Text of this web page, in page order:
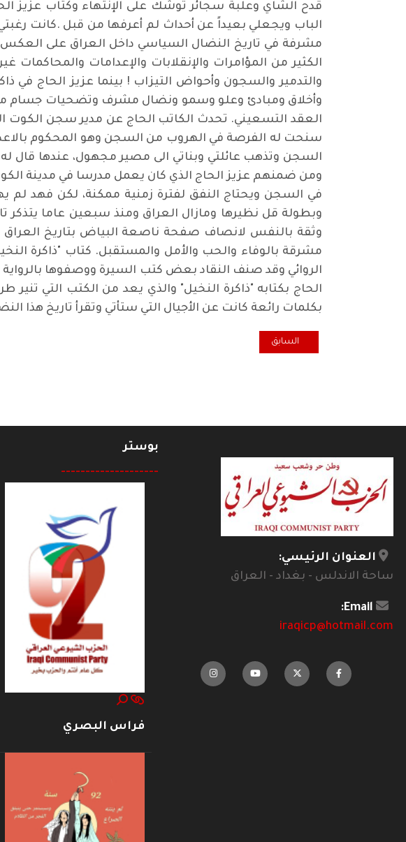
قدح الشاي وعلبة سجائر توشك على الإنتهاء وكتاب عزيز
الباب ويجعلي بعيداً عن أحداث لم أعرفها من قبل .كانت
مشرفة في تاريخ النضال السياسي داخل العراق على العكس
الكثير من المؤامرات والإنقلابات والإعدامات
والتدمير والسجون وأحواض التيزاب ! بينما عزيز الحاج
وأخلاق ومبادئ وعلو وسمو ونضال مشرف وتضحيات جسام من
العقد التسعيني. تحدث الكاتب الحاج عن مدير سجن
سنحت له الفرصة في الهروب من السجن وهو المحكوم
السجن وتذهب عائلتي وبناتي الى مصير مجهول، عندها
ومن ضمنهم عزيز الحاج الذي كان يعمل مدرسا في مدينة
في السجن ويحتاج النفق لفترة زمنية ممكنة، لكن فهد
وبطولة قل نظيرها ومازال العراق ومنذ سبعين عاما يتذكر
وثقة بالنفس لانصاف صفحة ناصعة البياض بتاريخ العراق
مشرقة بالوفاء والحب والأمل والمستقبل. كتاب "ذاكرة
الروائي وقد صنف النقاد بعض كتب السيرة ووصفوها
الحاج بكتابه "ذاكرة النخيل" والذي يعد من الكتب التي تنير
بكلمات رائعة كانت عن الأجيال التي ستأتي وتقرأ تاريخ هذا
المقال السابق: حصتي بين سيّافين هواءٌ مشطور: هكذا يغرّد الطائر أمجد ناصر
السابق
العنوان الرئيسي:
ساحة الاندلس - بغداد - العراق
Email:
iraqicp@hotmail.com
بوستر
--------------------
فراس البصري